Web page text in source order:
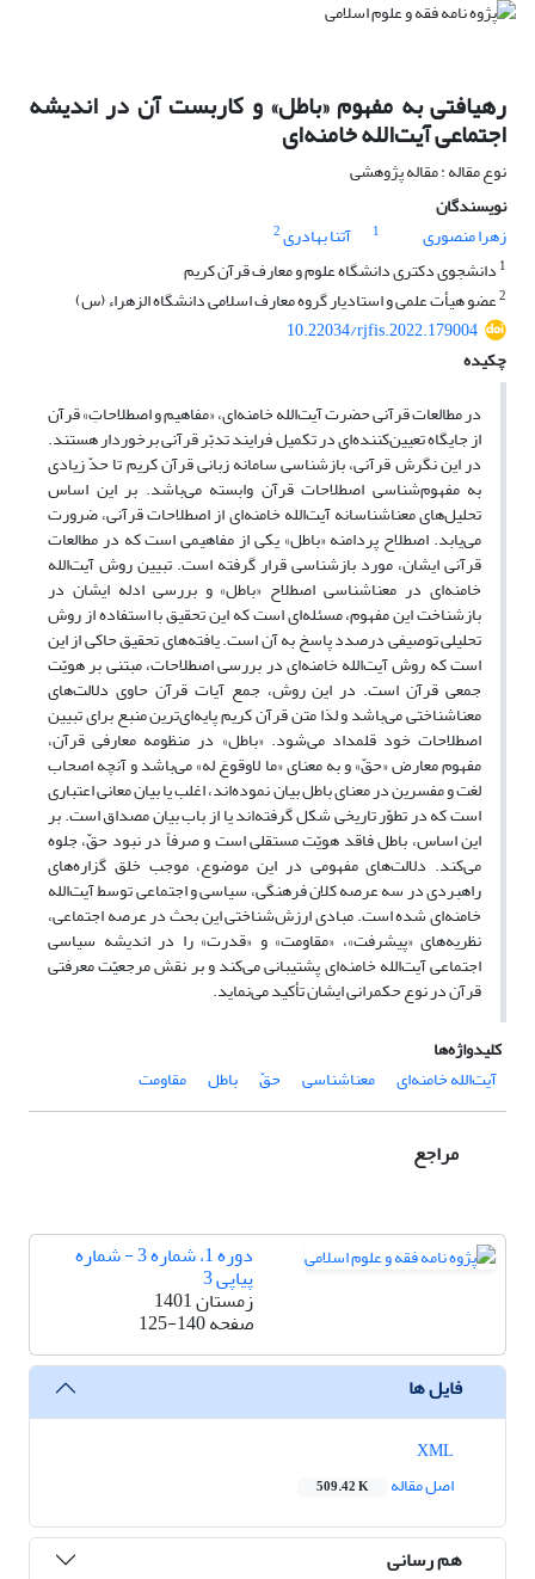
رهیافتی به مفهوم «باطل» و کاربست آن در اندیشه
اجتماعی آیت‌الله خامنه‌ای
نوع مقاله : مقاله پژوهشی
نویسندگان
زهرا منصوری
1 آتنا بهادری2
1 دانشجوی دکتری دانشگاه علوم و معارف قرآن کریم
2عضو هیأت علمی و استادیار گروه معارف اسلامی دانشگاه الزهراء (س)
10.22034/rjfis.2022.179004
چکیده
در مطالعات قرآنی حضرت آیت‌الله خامنه‌ای، «مفاهیم و اصطلاحاتِ» قرآن
از جایگاه تعیین‌کننده‌ای در تکمیل فرایند تدبّر قرآنی برخوردار هستند.
در این نگرش قرآنی، بازشناسی سامانه زبانی قرآن کریم تا حدّ زیادی
به مفهوم‌شناسی اصطلاحات قرآن وابسته می‌باشد. بر این اساس
تحلیل‌های معناشناسانه آیت‌الله خامنه‌ای از اصطلاحات قرآنی، ضرورت
می‌یابد. اصطلاح پردامنه «باطل» یکی از مفاهیمی است که در مطالعات
قرآنی ایشان، مورد بازشناسی قرار گرفته است. تبیین روش آیت‌الله
خامنه‌ای در معناشناسی اصطلاح «باطل» و بررسی ادله ایشان در
بازشناخت این مفهوم، مسئله‌ای است که این تحقیق با استفاده از روش
تحلیلی توصیفی درصدد پاسخ به آن است. یافته‌های تحقیق حاکی از این
است که روش آیت‌الله خامنه‌ای در بررسی اصطلاحات، مبتنی بر هویّت
جمعی قرآن است. در این روش، جمع آیات قرآن حاوی دلالت‌های
معناشناختی می‌باشد و لذا متن قرآن کریم پایه‌ای‌ترین منبع برای تبیین
اصطلاحات خود قلمداد می‌شود. «باطل» در منظومه معارفی قرآن،
مفهوم معارض «حقّ» و به معنای «ما لاوقوعَ له» می‌باشد و آنچه اصحاب
لغت و مفسرین در معنای باطل بیان نموده‌اند، اغلب یا بیان معانی اعتباری
است که در تطوّر تاریخی شکل گرفته‌اند یا از باب بیان مصداق است. بر
این اساس، باطل فاقد هویّت مستقلی است و صرفاً در نبود حقّ، جلوه
می‌کند. دلالت‌های مفهومی در این موضوع، موجب خلق گزاره‌های
راهبردی در سه عرصه کلان فرهنگی، سیاسی و اجتماعی توسط آیت‌الله
خامنه‌ای شده است. مبادی ارزش‌شناختی این بحث در عرصه اجتماعی،
نظریه‌های «پیشرفت»، «مقاومت» و «قدرت» را در اندیشه سیاسی
اجتماعی آیت‌الله خامنه‌ای پشتیبانی می‌کند و بر نقش مرجعیّت معرفتی
قرآن در نوع حکمرانی ایشان تأکید می‌نماید.
کلیدواژه‌ها
آیت‌الله خامنه‌ای
معناشناسی حقّ باطل مقاومت
مراجع
دوره 1، شماره 3 - شماره
پیاپی 3
زمستان 1401
صفحه125-140
فایل ها
اصل مقاله
509.42 K
هم رسانی